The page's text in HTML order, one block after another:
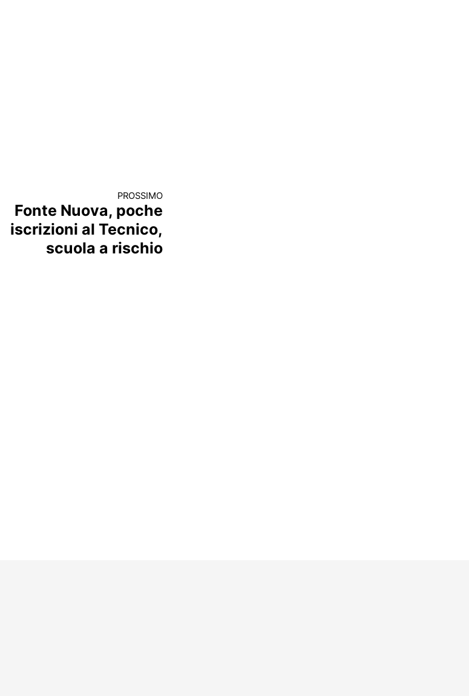
PROSSIMO
Fonte Nuova, poche
iscrizioni al Tecnico,
scuola a rischio